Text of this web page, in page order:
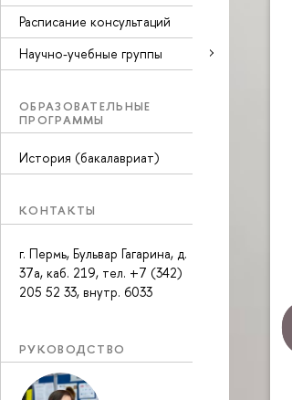
Расписание консультаций
Научно-учебные группы
ОБРАЗОВАТЕЛЬНЫЕ
ПРОГРАММЫ
История (бакалавриат)
КОНТАКТЫ
г. Пермь, Бульвар Гагарина, д.
37а, каб. 219, тел. +7 (342)
205 52 33, внутр. 6033
РУКОВОДСТВО